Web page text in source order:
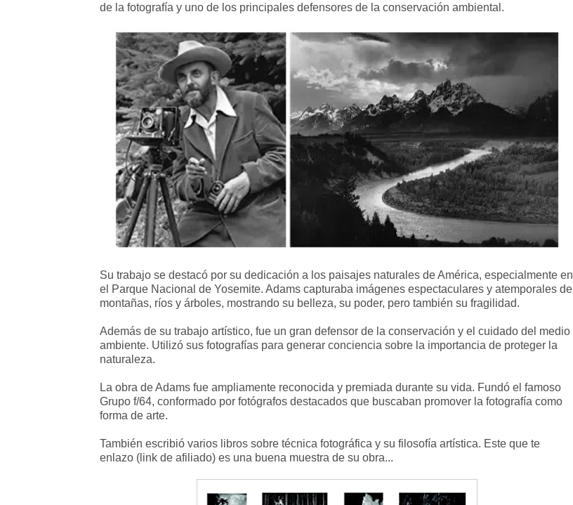
de la fotografía y uno de los principales defensores de la conservación ambiental.
Su trabajo se destacó por su dedicación a los paisajes naturales de América, especialmente en
el Parque Nacional de Yosemite. Adams capturaba imágenes espectaculares y atemporales de
montañas, ríos y árboles, mostrando su belleza, su poder, pero también su fragilidad.
Además de su trabajo artístico, fue un gran defensor de la conservación y el cuidado del medio
ambiente. Utilizó sus fotografías para generar conciencia sobre la importancia de proteger la
naturaleza.
La obra de Adams fue ampliamente reconocida y premiada durante su vida. Fundó el famoso
Grupo f/64, conformado por fotógrafos destacados que buscaban promover la fotografía como
forma de arte.
También escribió varios libros sobre técnica fotográfica y su filosofía artística. Este que te
enlazo (link de afiliado) es una buena muestra de su obra...